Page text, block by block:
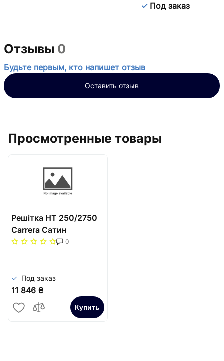
Под заказ
Отзывы 0
Будьте первым, кто напишет отзыв
Оставить отзыв
Просмотренные товары
Решітка НТ 250/2750
Carrera Сатин
0
Под заказ
11 846 ₴
Купить